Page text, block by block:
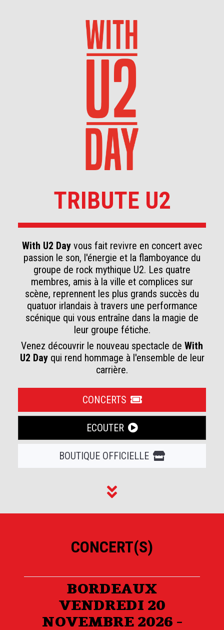
TRIBUTE U2
With U2 Day vous fait revivre en concert avec
passion le son, l'énergie et la flamboyance du
groupe de rock mythique U2. Les quatre
membres, amis à la ville et complices sur
scène, reprennent les plus grands succès du
quatuor irlandais à travers une performance
scénique qui vous entraîne dans la magie de
leur groupe fétiche.
Venez découvrir le nouveau spectacle de With
U2 Dayqui rend hommage à l'ensemble de leur
carrière.
CONCERTS
ECOUTER
BOUTIQUE OFFICIELLE
CONCERT(S)
BORDEAUX
VENDREDI 20
NOVEMBRE 2026 -